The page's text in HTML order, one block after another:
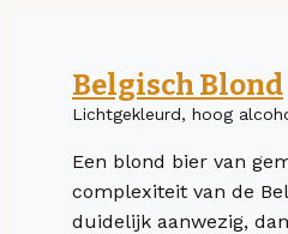
Belgisch Blond
Lichtgekleurd, hoog
Een blond bier van
complexiteit van de
duidelijk aanwezig,